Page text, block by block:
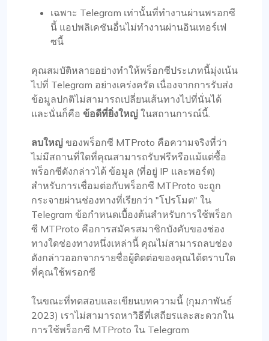
เฉพาะ Telegram เท่านั้นที่ทำงานผ่านพรอกซี
นี้ แอปพลิเคชันอื่นไม่ทำงานผ่านอินเทอร์เฟ
ซนี้
คุณสมบัติหลายอย่างทำให้พร็อกซีประเภทนี้มุ่งเน้น
ไปที่ Telegram อย่างเคร่งครัด เนื่องจากการรับส่ง
ข้อมูลปกติไม่สามารถเปลี่ยนเส้นทางไปที่นั่นได้
และนั่นก็คือ ข้อดีที่ยิ่งใหญ่ ในสถานการณ์นี้.
ลบใหญ่ ของพร็อกซี MTProto คือความจริงที่ว่า
ไม่มีสถานที่ใดที่คุณสามารถรับฟรีหรือแม้แต่ซื้อ
พร็อกซีดังกล่าวได้ ข้อมูล (ที่อยู่ IP และพอร์ต)
สำหรับการเชื่อมต่อกับพร็อกซี MTProto จะถูก
กระจายผ่านช่องทางที่เรียกว่า "โปรโมต" ใน
Telegram ข้อกำหนดเบื้องต้นสำหรับการใช้พร็อก
ซี MTProto คือการสมัครสมาชิกบังคับของช่อง
ทางใดช่องทางหนึ่งเหล่านี้ คุณไม่สามารถลบช่อง
ดังกล่าวออกจากรายชื่อผู้ติดต่อของคุณได้ตราบใด
ที่คุณใช้พรอกซี
ในขณะที่ทดสอบและเขียนบทความนี้ (กุมภาพันธ์
2023) เราไม่สามารถหาวิธีที่เสถียรและสะดวกใน
การใช้พร็อกซี MTProto ใน Telegram